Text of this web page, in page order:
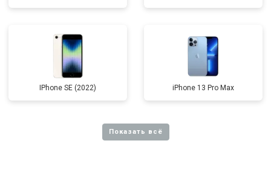
IPhone SE (2022) iPhone 13 Pro Max